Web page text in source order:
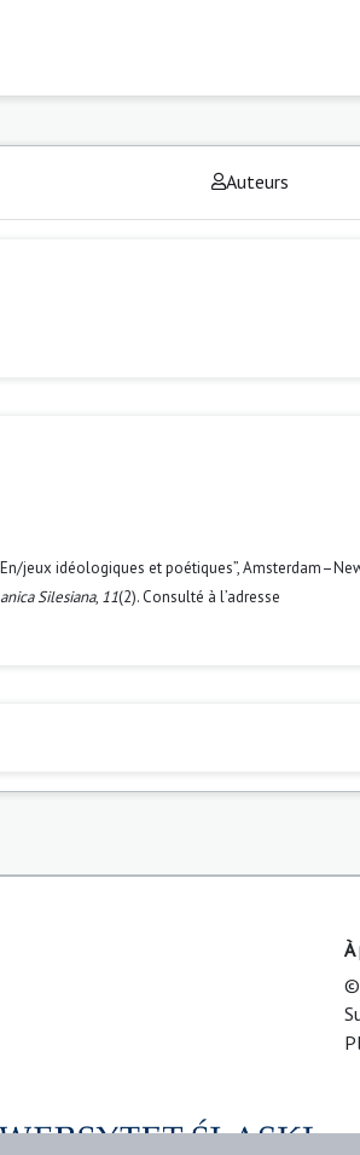
Auteurs
jeux idéologiques et poétiques”,
Silesiana, 11(2). Consulté à l’adresse
©